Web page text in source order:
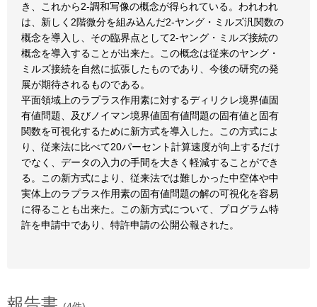
き、これから2-調和写像の概念が得られている。われわれ
は、新しく2階微分を組み込んだ2-ヤング・ミルズ汎関数の
概念を導入し、その臨界点として2-ヤング・ミルズ接続の
概念を導入することが出来た。この概念は従来のヤング・
ミルズ接続を自然に拡張したものであり、今後の研究の発
展が期待されるものである。
平面領域上のラプラス作用素に対するディリクレ境界値固
有値問題、及びノイマン境界値固有値問題の固有値と固有
関数を可視化するために新方式を導入した。この方式によ
り、従来法に比べて20パーセント計算速度が向上するだけ
でなく、データの入力の手間を大きく軽減することができ
る。この新方式により、従来法では難しかった中空体や中
実体上のラプラス作用素の固有値問題の解の可視化を容易
に得ることも出来た。この新方式について、プログラム特
許を申請中であり、特許申請の公開公報された。